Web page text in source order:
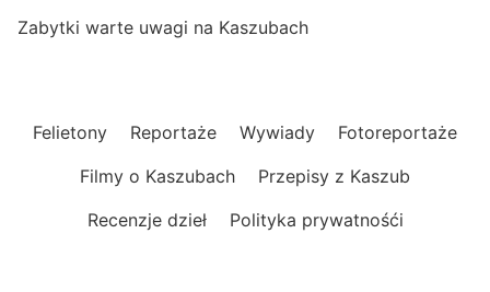
Zabytki warte uwagi na Kaszubach
Felietony Reportaże Wywiady
Fotoreportaże
Filmy o Kaszubach
Przepisy z Kaszub
Recenzje dzieł
Polityka prywatnośći